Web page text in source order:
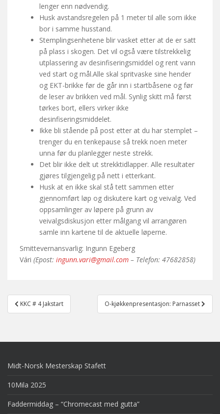
lenger enn nødvendig.
Husk avstandsregelen på 1 meter til alle som ikke
bor i samme husstand.
Stemplingsenhetene blir vasket etter at de er satt
på plass i skogen. Det vil også være tilstrekkelig
utplassering av desinfiseringsmiddel og rent vann
ved start og mål.Alle skal spritvaske sine hender
og EKT-brikke før de går inn i startbåsene og før
de leser av brikken ved mål. Synlig skitt må først
tørkes bort, ellers virker ikke
desinfiseringsmiddelet.
Ikke bli stående på post etter at du har stemplet –
trenger du en tenkepause så trekk noen meter
unna før du planlegger neste strekk.
Det blir ikke delt ut strekktidlapper. Alle resultater
gjøres tilgjengelig på nett i etterkant.
Husk at en ikke skal stå tett sammen etter
gjennomført løp og diskutere kart og veivalg. Ved
oppsamlinger av løpere på grunn av
veivalgsdiskusjon etter målgang vil arrangøren
samle inn kartene til de aktuelle løperne.
Smittevernansvarlig: Ingunn Egeberg
Vári (Epost: ingunn.vari@gmail.com – Telefon: 47682858)
Post
navigation
KKC # 4 Jakstart O-kjøkkenpresentasjon: Parnasset
Midt-Norsk Mesterskap Stafett
10Mila 2025
Faddermiddag – “Chromecast med gutta”